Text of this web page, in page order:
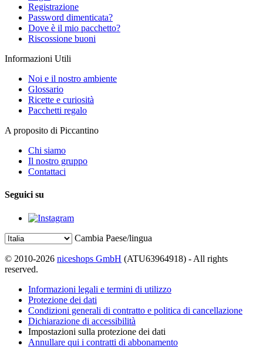
Registrazione
Password dimenticata?
Dove è il mio pacchetto?
Riscossione buoni
Informazioni Utili
Noi e il nostro ambiente
Glossario
Ricette e curiosità
Pacchetti regalo
A proposito di Piccantino
Chi siamo
Il nostro gruppo
Contattaci
Seguici su
Cambia Paese/lingua
© 2010-2026 niceshops GmbH (ATU63964918) - All rights
reserved.
Informazioni legali e termini di utilizzo
Protezione dei dati
Condizioni generali di contratto e politica di cancellazione
Dichiarazione di accessibilità
Impostazioni sulla protezione dei dati
Annullare qui i contratti di abbonamento